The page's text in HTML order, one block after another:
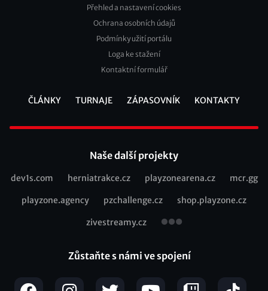
FooterPřehled a nastavení cookies
Ochrana osobních údajů
Podmínky užití portálu
Loga ke stažení
Kontaktní formulář
ČLÁNKY TURNAJE ZÁPASOVNÍK KONTAKTY
Naše další projekty
Recommended
dev1s.com herniatrakce.cz playzonearena.cz mcr.gg
playzone.agency pzchallenge.cz shop.playzone.cz
zivestreamy.cz
Zůstaňte s námi ve spojení